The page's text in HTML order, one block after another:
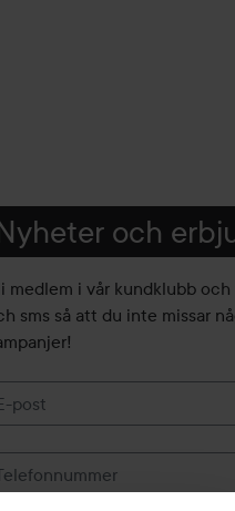
och
medlem i vår kundklubb
sms så att du inte missar
post